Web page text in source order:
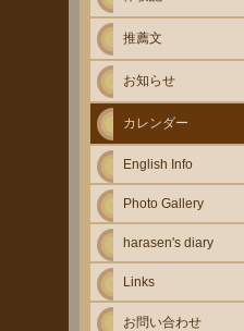
推薦文
お知らせ
カレンダー
English Info
Photo Gallery
harasen's diary
Links
お問い合わせ